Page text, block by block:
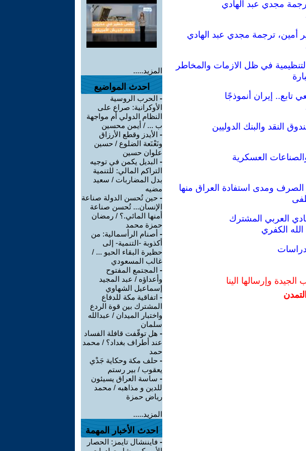
ترجمة مجدي عبد الهادي
أمين، ترجمة مجدي عبد الهادي
في ظل الازمات والمخاطر
تابع.. إيران أنموذجًا
النقد والبنك الدوليين
العسكرية
الصرف ومدى استفادة العراق منها
العربي المشترك
الكفري
وإرسالها الينا
المزيد.....
احدث المواضيع
- الحرب الروسية
الأوكرانية: صراع على
النظام الدولي أم مواجهة
ب ... / أيمن محسين
- الأيدز وقطع الأرزاق
ونَعْنَعة الضلوع / حسين
علوان حسين
- البديل يكمن في توجيه
التراكم المالي: للتنمية
بدل المضاربات / سعيد
مضيه
- حين تُحسن الدولة صناعة
الإنسان... تُحسن صناعة
أمنها المائي.؟ / رمضان
حمزة محمد
- أصنام الرأسمالية: من
أكذوبة -التنمية- إلى
حظيرة البقاء الحيو ... /
غالب المسعودي
- المجتمع المفتوح
وأعداؤه / عبد المجيد
إسماعيل الشهاوي
- اتفاقية مكة للدفاع
المشترك بين قوة الردع
واختبار الميدان / عبدالله
سلمان
- هل توقّفت قافلة الفساد
عند أطراف بغداد؟ / محمد
حمد
- حلف مكة وحكاية جَدْي
يعقوب / بير رستم
- ساسة العراق يسيئون
للدين و مذاهبه / محمد
رياض حمزة
المزيد.....
احدث الأخبار المهمة
- فايننشال تايمز: الحصار